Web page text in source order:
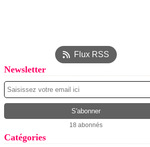
Flux RSS
Newsletter
18 abonnés
Catégories